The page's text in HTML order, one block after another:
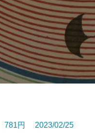
781円 2023/02/25